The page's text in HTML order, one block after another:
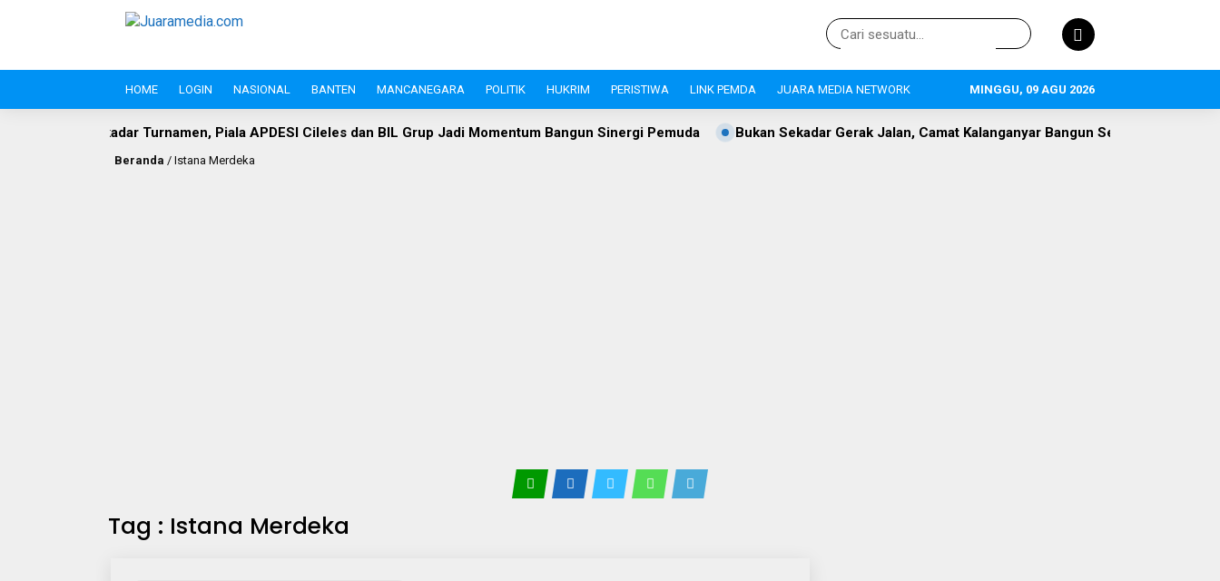
HOME LOGIN NASIONAL BANTEN MANCANEGARA POLITIK HUKRIM PERISTIWA LINK PEMDA JUARA MEDIA NETWORK MINGGU, 09 AGU 2026
Turnamen, Piala APDESI Cileles dan BIL Grup Jadi Momentum Bangun Sinergi Pemuda Bukan Sekadar Gerak Jalan, Camat Kalanganyar Bangun Semangat Nasionalisme Pelajar
Beranda / Istana Merdeka
Tag : Istana Merdeka